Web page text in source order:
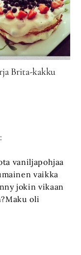
Brita-kakku
vaniljapohjaa
vaikka
jokin vikaan
oli